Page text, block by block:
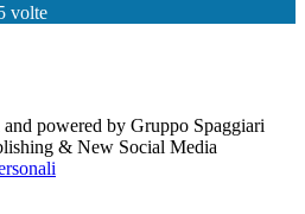
volte
powered by Gruppo Spaggiari
& New Social Media